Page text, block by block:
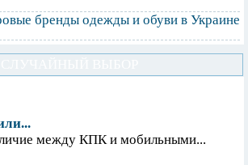
бренды одежды и обуви в Украине
между КПК и мобильными...